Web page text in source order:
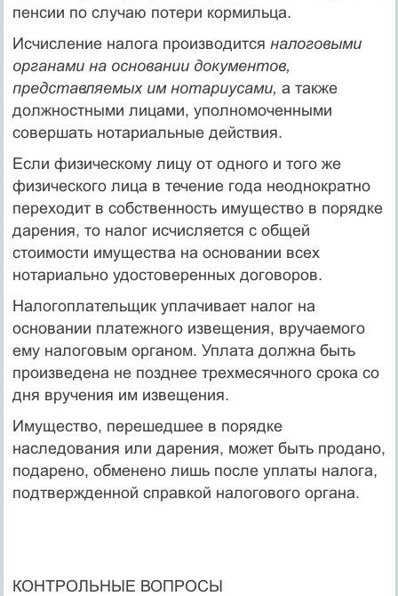
пенсии по случаю по­тери кормильца.
Исчисление налога производится налоговыми
органами на ос­новании документов,
представляемых им нотариусами, а также
должностными лицами, уполномоченными
совершать нотариаль­ные действия.
Если физическому лицу от одного и того же
физического лица в течение года неоднократно
переходит в собственность имущество в порядке
дарения, то налог исчисляется с общей
стоимости иму­щества на основании всех
нотариально удостоверенных договоров.
Налогоплательщик уплачивает налог на
основании платежного извещения, вручаемого
ему налоговым органом. Уплата должна быть
произведена не позднее трехмесячного срока со
дня вручения им извещения.
Имущество, перешедшее в порядке
наследования или дарения, может быть продано,
подарено, обменено лишь после уплаты нало­га,
подтвержденной справкой налогового органа.
КОНТРОЛЬНЫЕ ВОПРОСЫ